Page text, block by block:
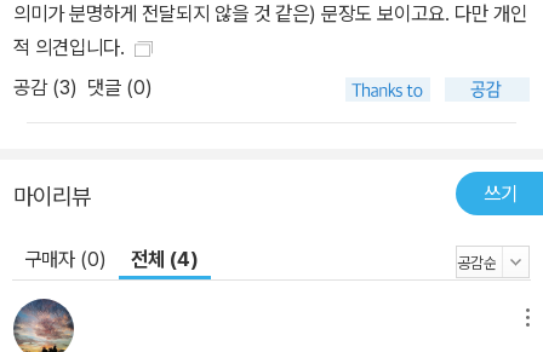
의미가 분명하게 전달되지 않을 것 같은) 문장도 보이고요. 다만 개인
적 의견입니다.
공감 (3) 댓글 (0)
마이리뷰 쓰기
구매자 (0) 전체 (4)